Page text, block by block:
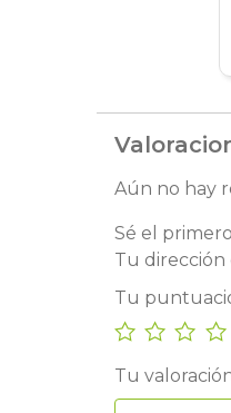
Aún no hay
Sé el
Tu dirección
Tu
Tu